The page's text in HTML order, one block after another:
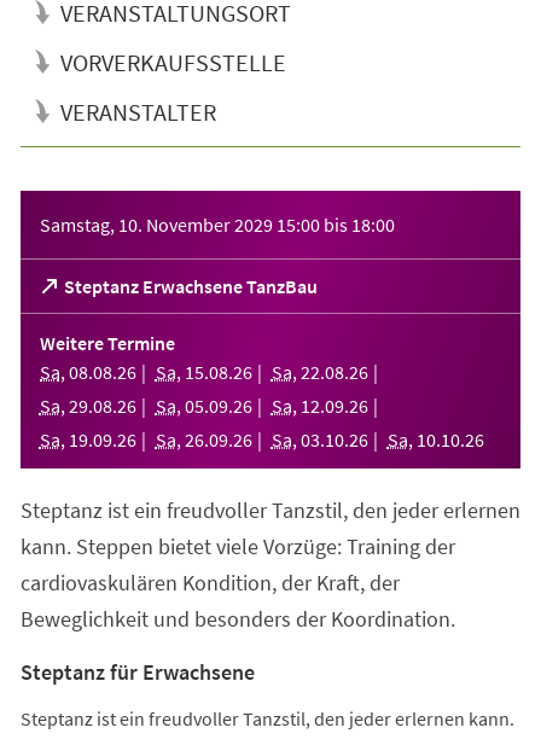
VERANSTALTUNGSORT
VORVERKAUFSSTELLE
VERANSTALTER
Samstag, 10. November 2029 15:00 bis 18:00
Steptanz Erwachsene TanzBau
(Öffnet
in
einem
neuen
Tab)
Weitere Termine
Sa, 08.08.26 Sa, 15.08.26 Sa, 22.08.26
Sa, 29.08.26 Sa, 05.09.26 Sa, 12.09.26
Sa, 19.09.26 Sa, 26.09.26 Sa, 03.10.26 Sa, 10.10.26
Steptanz ist ein freudvoller Tanzstil, den jeder erlernen
kann. Steppen bietet viele Vorzüge: Training der
cardiovaskulären Kondition, der Kraft, der
Beweglichkeit und besonders der Koordination.
Steptanz für Erwachsene
Steptanz ist ein freudvoller Tanzstil, den jeder erlernen kann.